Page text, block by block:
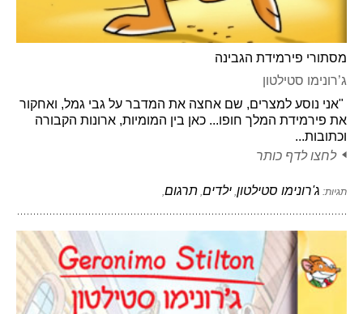
מסתורי פירמידת הגבינה
ג’רונימו סטילטון
"אני נוסע למצרים, שם אחצה את המדבר על גבי גמל, ואחקור
את פירמידת המלך חופו... כאן בין המומיות, ארונות הקבורה
וכתובות...
לחצו לדף כותר
תגיות: ג'רונימו סטילטון ילדים תרגום